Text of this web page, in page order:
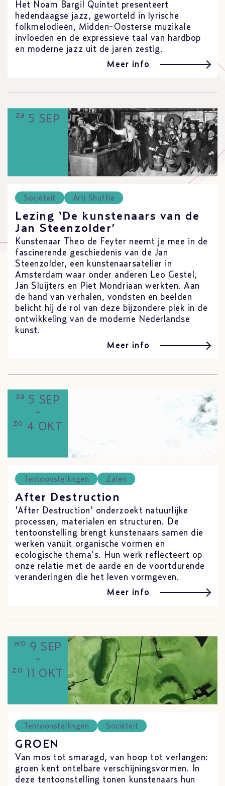
Het Noam Bargil Quintet presenteert
hedendaagse jazz, geworteld in lyrische
folkmelodieën, Midden-Oosterse muzikale
invloeden en de expressieve taal van hardbop
en moderne jazz uit de jaren zestig.
Meer info
za 5 SEP
Sociëteit Arti Shuffle
Lezing ‘De kunstenaars van de
Jan Steenzolder’
Kunstenaar Theo de Feyter neemt je mee in de
fascinerende geschiedenis van de Jan
Steenzolder, een kunstenaarsatelier in
Amsterdam waar onder anderen Leo Gestel,
Jan Sluijters en Piet Mondriaan werkten. Aan
de hand van verhalen, vondsten en beelden
belicht hij de rol van deze bijzondere plek in de
ontwikkeling van de moderne Nederlandse
kunst.
Meer info
za 5 SEP
-
zo 4 OKT
Tentoonstellingen Zalen
After Destruction
'After Destruction' onderzoekt natuurlijke
processen, materialen en structuren. De
tentoonstelling brengt kunstenaars samen die
werken vanuit organische vormen en
ecologische thema's. Hun werk reflecteert op
onze relatie met de aarde en de voortdurende
veranderingen die het leven vormgeven.
Meer info
wo 9 SEP
-
zo 11 OKT
Tentoonstellingen Sociëteit
GROEN
Van mos tot smaragd, van hoop tot verlangen:
groen kent ontelbare verschijningsvormen. In
deze tentoonstelling tonen kunstenaars hun